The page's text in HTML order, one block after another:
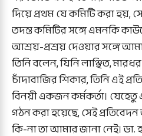
দিয়ে প্রথম যে কমিটি করা হয়,
তদন্ত কমিটির সঙ্গে এমনকি
আশ্রয়-প্রশ্রয় দেওয়ার সঙ্গে
তিনি বলেন, যিনি লাঞ্ছিত,
চাঁদাবাজির শিকার, তিনি এই
বিনয়ী একজন কর্মকর্তা। যেহেতু
গঠন করা হয়েছে, সেই
কি-না তা আমার জানা নেই।